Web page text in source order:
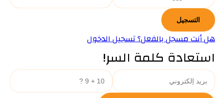
هل أنت مسجل بالفعل؟ تسجيل الدخول
استعادة كلمة السر!